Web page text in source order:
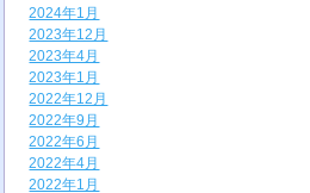
2024年1月
2023年12月
2023年4月
2023年1月
2022年12月
2022年9月
2022年6月
2022年4月
2022年1月